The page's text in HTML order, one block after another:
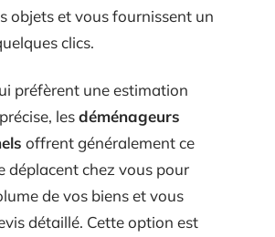
objets et vous fournissent un
clics.
préfèrent une estimation
lesdéménageurs
offrent généralement ce
déplacent chez vous pour
de vos biens et vous
détaillé. Cette option est